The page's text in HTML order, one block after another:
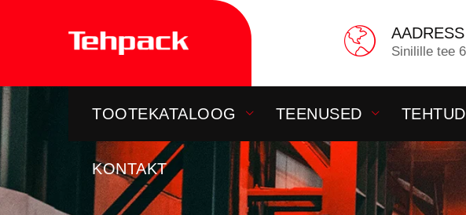
AADRESS
Sinilille tee
TOOTEKATALOOG TEENUSED
KONTAKT